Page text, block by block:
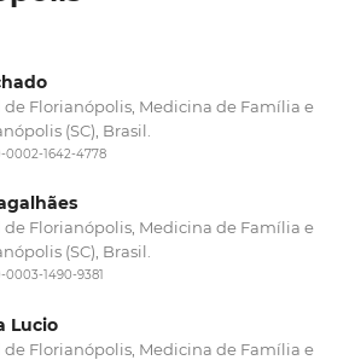
Florianópolis, Medicina de Família e
(SC), Brasil.
0002-1642-4778
Florianópolis, Medicina de Família e
(SC), Brasil.
1490-9381
Lucio
Florianópolis, Medicina de Família e